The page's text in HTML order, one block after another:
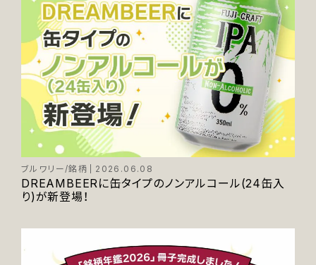
ブルワリー/銘柄 2026.06.08
DREAMBEERに缶タイプのノンアルコール(24缶入
り)が新登場！